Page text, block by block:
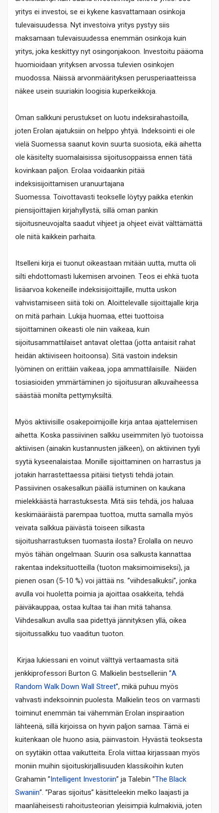
yritys ei investoi, se ei kykene kasvattamaan osinkoja
tulevaisuudessa. Nyt investoiva yritys pystyy siis
maksamaan tulevaisuudessa enemmän osinkoja kuin
yritys, joka keskittyy nyt osingonjakoon. Investoitu pääoma
huomioidaan yrityksen arvossa tulevien osinkojen
muodossa. Näissä arvonmäärityksen perusperiaatteissa
näkee usein suuriakin loogisia kuperkeikkoja.
Oman salkkuni perustukset on luotu indeksirahastoilla,
joten Erolan ajatuksiin on helppo yhtyä. Indeksointi ei ole
vielä Suomessa saanut kovin suurta suosiota, eikä aihetta
ole käsitelty suomalaisissa sijoitusoppaissa ennen tätä
kovinkaan paljon. Erolaa voidaankin pitää
indeksisijoittamisen uranuurtajana
Suomessa. Toivottavasti teokselle löytyy paikka etenkin
piensijoittajien kirjahyllystä, sillä oman pankin
sijoitusneuvojalta saadut vihjeet ja ohjeet eivät välttämättä
ole niitä kaikkein parhaita.
Itselleni kirja ei tuonut oikeastaan mitään uutta, mutta oli
silti ehdottomasti lukemisen arvoinen. Teos ei ehkä tuota
lisäarvoa kokeneille indeksisijoittajille, mutta uskon
vahvistamiseen siitä toki on. Aloittelevalle sijoittajalle kirja
on mitä parhain. Lukija huomaa, ettei tuottoisa
sijoittaminen oikeasti ole niin vaikeaa, kuin
sijoitusammattilaiset antavat olettaa (jotta antaisit rahat
heidän aktiiviseen hoitoonsa). Sitä vastoin indeksin
lyöminen on erittäin vaikeaa, jopa ammattilaisille. Näiden
tosiasioiden ymmärtäminen jo sijoitusuran alkuvaiheessa
säästää monilta pettymyksiltä.
Myös aktiivisille osakepoimijoille kirja antaa ajattelemisen
aihetta. Koska passiivinen salkku useimmiten lyö tuotoissa
aktiivisen (ainakin kustannusten jälkeen), on aktiivinen tyyli
syytä kyseenalaistaa. Monille sijoittaminen on harrastus ja
jotakin harrastettaessa pitäisi tietysti tehdä jotain.
Passiivinen osakesalkun päällä istuminen on kaukana
mielekkäästä harrastuksesta. Mitä siis tehdä, jos haluaa
keskimääräistä parempaa tuottoa, mutta samalla myös
veivata salkkua päivästä toiseen silkasta
sijoitusharrastuksen tuomasta ilosta? Erolalla on neuvo
myös tähän ongelmaan. Suurin osa salkusta kannattaa
rakentaa indeksituotteilla (tuoton maksimoimiseksi), ja
pienen osan (5-10 %) voi jättää ns. ”viihdesalkuksi”, jonka
avulla voi huoletta poimia ja ajoittaa osakkeita, tehdä
päiväkauppaa, ostaa kultaa tai ihan mitä tahansa.
Viihdesalkun avulla saa pidettyä jännityksen yllä, oikea
sijoitussalkku tuo vaaditun tuoton.
Kirjaa lukiessani en voinut välttyä vertaamasta sitä
jenkkiprofessori Burton G. Malkielin bestselleriin ”A
Random Walk Down Wall Street”, mikä puhuu myös
vahvasti indeksoinnin puolesta. Malkielin teos on varmasti
toiminut enemmän tai vähemmän Erolan inspiraation
lähteenä, sillä kirjoissa on hyvin paljon samaa. Tämä ei
kuitenkaan ole huono asia, päinvastoin. Hyvästä teoksesta
on syytäkin ottaa vaikutteita. Erola viittaa kirjassaan myös
moniin muihin sijoituskirjallisuuden klassikoihin kuten
Grahamin ”Intelligent Investoriin” ja Talebin ”The Black
Swaniin”. ”Paras sijoitus” käsitteleekin melko laajasti ja
maanläheisesti rahoitusteorian yleisimpiä kulmakiviä, joten